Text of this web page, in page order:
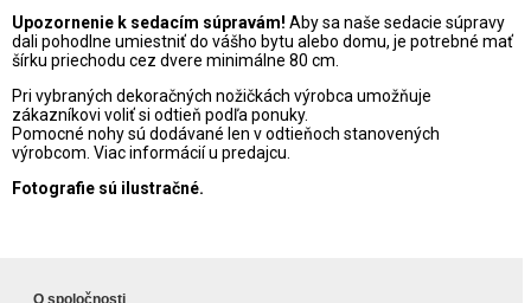
Upozornenie k sedacím súpravám! Aby sa naše sedacie súpravy
dali pohodlne umiestniť do vášho bytu alebo domu, je potrebné mať
šírku priechodu cez dvere minimálne 80 cm.
Pri vybraných dekoračných nožičkách výrobca umožňuje
zákazníkovi voliť si odtieň podľa ponuky.
Pomocné nohy sú dodávané len v odtieňoch stanovených
výrobcom. Viac informácií u predajcu.
Fotografie sú ilustračné.
O spoločnosti